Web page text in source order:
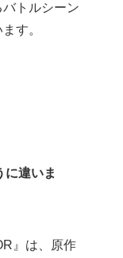
トルシーン
す。
に違いま
』は、原作